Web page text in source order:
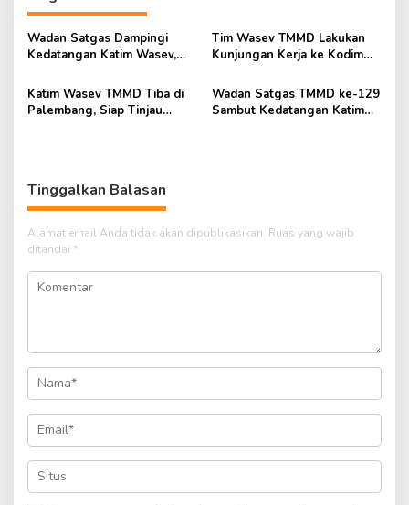
Wadan Satgas Dampingi
Kedatangan Katim Wasev,
Dievaluasi
Tim Wasev TMMD Lakukan
Kunjungan Kerja ke Kodim
Katim Wasev TMMD Tiba di
Palembang, Siap Tinjau
Wadan Satgas TMMD ke-129
Sambut Kedatangan Katim
Tinggalkan Balasan
Alamat email Anda tidak akan dipublikasikan. Ruas yang wajib
ditandai *